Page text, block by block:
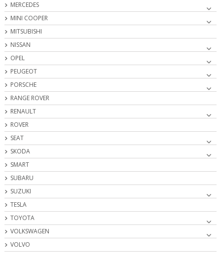
MERCEDES
MINI COOPER
MITSUBISHI
NISSAN
OPEL
PEUGEOT
PORSCHE
RANGE ROVER
RENAULT
ROVER
SEAT
SKODA
SMART
SUBARU
SUZUKI
TESLA
TOYOTA
VOLKSWAGEN
VOLVO